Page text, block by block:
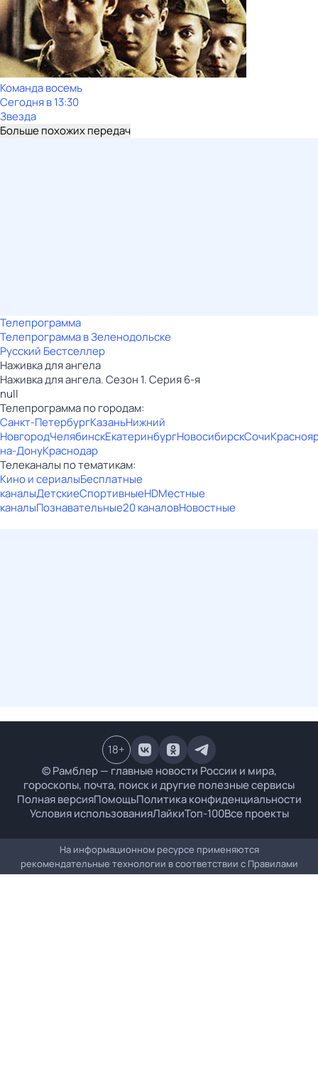
Команда восемь
Сегодня в 13:30
Звезда
Больше похожих передач
Телепрограмма
Телепрограмма в Зеленодольске
Русский Бестселлер
Наживка для ангела
Наживка для ангела. Сезон 1. Серия 6-я
null
Телепрограмма по городам:
Санкт-ПетербургКазаньНижний
НовгородЧелябинскЕкатеринбургНовосибирскСочи
на-ДонуКраснодар
Телеканалы по тематикам:
Кино и сериалыБесплатные
каналыДетскиеСпортивныеHDМестные
каналыПознавательные20 каналовНовостные
© Рамблер — главные новости России и мира,
гороскопы, почта, поиск и другие полезные сервисы
Полная версияПомощьПолитика конфиденциальности
Условия использованияЛайкиТоп-100Все проекты
18+
На информационном ресурсе применяются
рекомендательные технологии в соответствии с Правилами